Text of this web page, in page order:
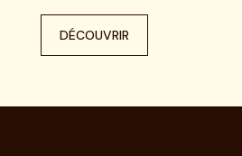
DÉCOUVRIR